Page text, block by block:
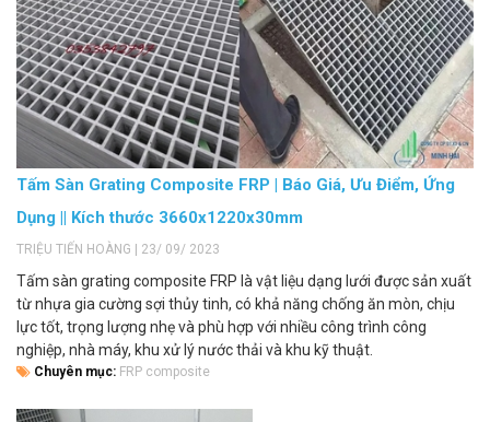
Tấm Sàn Grating Composite FRP | Báo Giá, Ưu Điểm, Ứng
Dụng || Kích thước 3660x1220x30mm
TRIỆU TIẾN HOÀNG | 23/ 09/ 2023
Tấm sàn grating composite FRP là vật liệu dạng lưới được sản xuất
từ nhựa gia cường sợi thủy tinh, có khả năng chống ăn mòn, chịu
lực tốt, trọng lượng nhẹ và phù hợp với nhiều công trình công
nghiệp, nhà máy, khu xử lý nước thải và khu kỹ thuật.
Chuyên mục: FRP composite